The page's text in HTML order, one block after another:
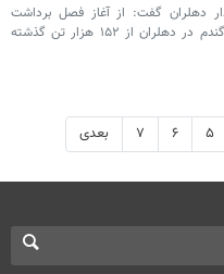
دهلران گفت: از آغاز فصل برداشت
تاکنون خرید گندم در دهلران از ۱۵۲ هزار تن گذشته
۵ ۶ ۷ بعدی